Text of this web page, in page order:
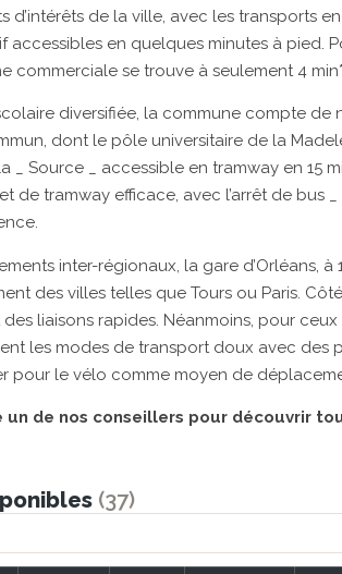
d’intérêts de la ville, avec les transports
accessibles en quelques minutes à pied.
commerciale se trouve à seulement 4
diversifiée, la commune compte de
dont le pôle universitaire de la
_ Source _ accessible en tramway en 15
de tramway efficace, avec l’arrêt de bus
inter-régionaux, la gare d’Orléans,
des villes telles que Tours ou Paris.
liaisons rapides. Néanmoins, pour
les modes de transport doux avec des
pour le vélo comme moyen de
de nos conseillers pour découvrir
(37)